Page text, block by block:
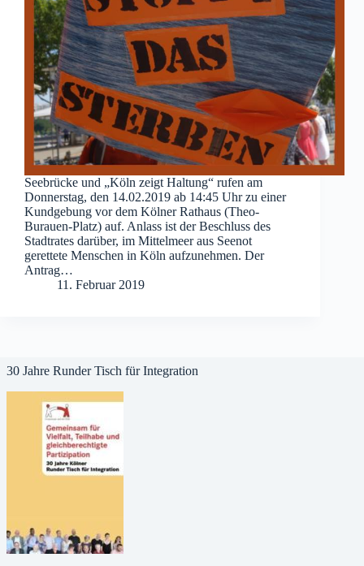
Seebrücke und „Köln zeigt Haltung“ rufen am
Donnerstag, den 14.02.2019 ab 14:45 Uhr zu einer
Kundgebung vor dem Kölner Rathaus (Theo-
Burauen-Platz) auf. Anlass ist der Beschluss des
Stadtrates darüber, im Mittelmeer aus Seenot
gerettete Menschen in Köln aufzunehmen. Der
Antrag…
11. Februar 2019
30 Jahre Runder Tisch für Integration